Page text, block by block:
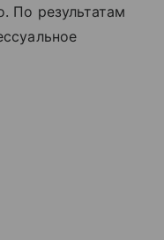
По результатам